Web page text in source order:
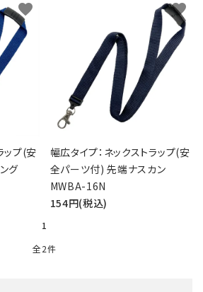
ップ(安
グ
favorite
幅広タイプ：ネックストラップ(安
全パーツ付) 先端ナスカン
MWBA-16N
154円(税込)
favorite
1
全2件